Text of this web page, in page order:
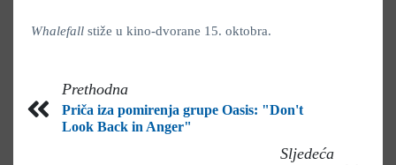
Whalefall stiže u kino-dvorane 15. oktobra.
Prethodna
Priča iza pomirenja grupe Oasis: "Don't
Look Back in Anger"
Sljedeća